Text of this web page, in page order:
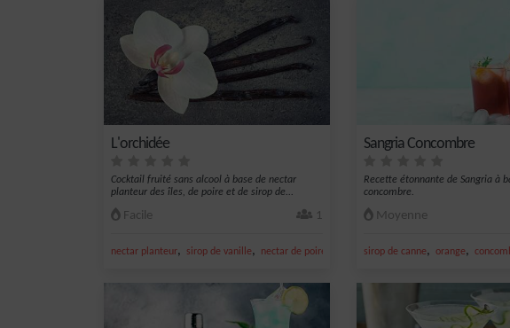
L'orchidée
Cocktail fruité sans alcool à base de nectar
planteur des îles, de poire et de sirop de...
Facile 1
nectar planteur, sirop de vanille, nectar de poire ,poire
Sangria Concombre
Recette étonnante de Sangria à
concombre.
Moyenne
sirop de canne, orange,